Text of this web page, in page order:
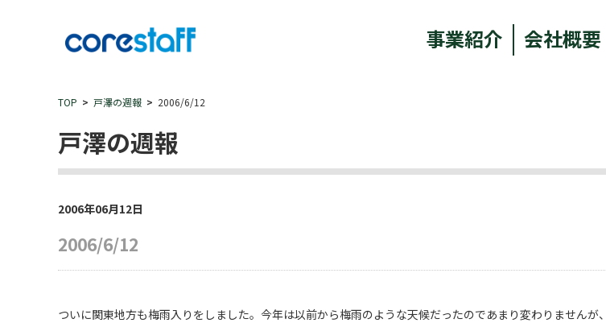
事業紹介 会社概要
TOP 戸澤の週報 2006/6/12
戸澤の週報
2006年06月12日
2006/6/12
ついに関東地方も梅雨入りをしました。今年は以前から梅雨のような天候だったのであまり変わりませんが